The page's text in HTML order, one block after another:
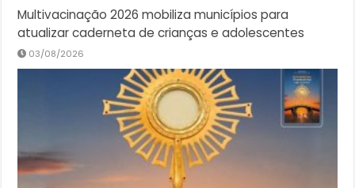
Multivacinação 2026 mobiliza municípios para
atualizar caderneta de crianças e adolescentes
03/08/2026